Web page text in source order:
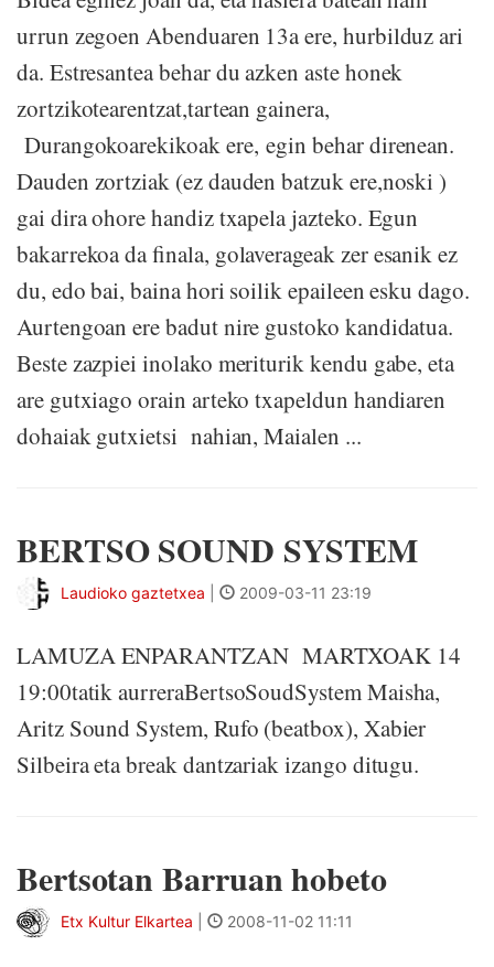
urrun zegoen Abenduaren 13a ere, hurbilduz ari
da. Estresantea behar du azken aste honek
zortzikotearentzat,tartean gainera,
Durangokoarekikoak ere, egin behar direnean.
Dauden zortziak (ez dauden batzuk ere,noski )
gai dira ohore handiz txapela jazteko. Egun
bakarrekoa da finala, golaverageak zer esanik ez
du, edo bai, baina hori soilik epaileen esku dago.
Aurtengoan ere badut nire gustoko kandidatua.
Beste zazpiei inolako meriturik kendu gabe, eta
are gutxiago orain arteko txapeldun handiaren
dohaiak gutxietsi nahian, Maialen ...
BERTSO SOUND SYSTEM
Laudioko gaztetxea 2009-03-11 23:19
LAMUZA ENPARANTZAN MARTXOAK 14
19:00tatik aurreraBertsoSoudSystem Maisha,
Aritz Sound System, Rufo (beatbox), Xabier
Silbeira eta break dantzariak izango ditugu.
Bertsotan Barruan hobeto
Etx Kultur Elkartea 2008-11-02 11:11